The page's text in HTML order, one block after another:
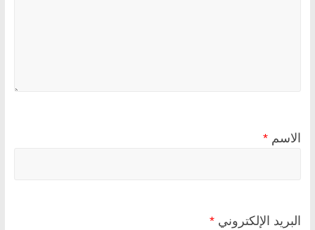
الاسم *
البريد الإلكتروني *